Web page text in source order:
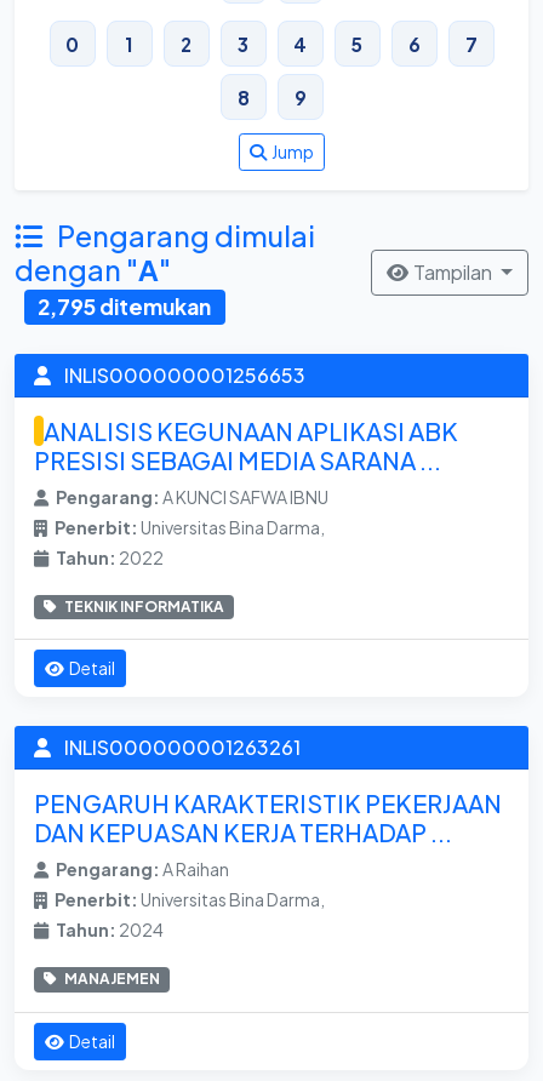
0 1 2 3 4 5 6 7
8 9
Jump
Pengarang dimulai
dengan "A"
2,795 ditemukan
Tampilan
INLIS000000001256653
ANALISIS KEGUNAAN APLIKASI ABK
PRESISI SEBAGAI MEDIA SARANA ...
Pengarang: A KUNCI SAFWA IBNU
Penerbit: Universitas Bina Darma,
Tahun: 2022
TEKNIK INFORMATIKA
Detail
INLIS000000001263261
PENGARUH KARAKTERISTIK PEKERJAAN
DAN KEPUASAN KERJA TERHADAP ...
Pengarang: A Raihan
Penerbit: Universitas Bina Darma,
Tahun: 2024
MANAJEMEN
Detail